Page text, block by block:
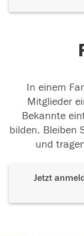
In einem
Mitglieder
Bekannte
bilden. Bleiben
und
Jetzt